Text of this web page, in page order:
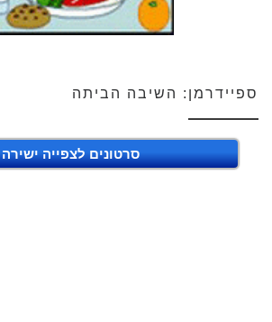
ספיידרמן: השיבה הביתה
סרטונים לצפייה ישירה